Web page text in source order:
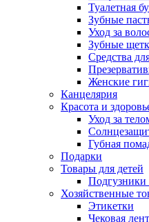
Туалетная
Зубные
Уход за
Зубные
Средства
Женские
Канцелярия
Красота и
Уход за
Губная
Подарки
Товары для детей
Подгузники
Хозяйственные
Этикетки
Чековая